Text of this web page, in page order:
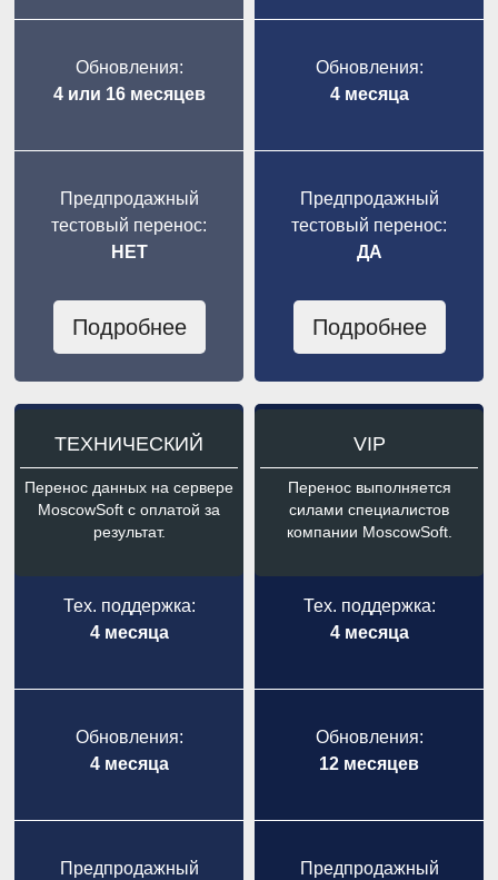
Обновления:
4 или 16 месяцев
Предпродажный
тестовый перенос:
НЕТ
Подробнее
Обновления:
4 месяца
Предпродажный
тестовый перенос:
ДА
Подробнее
ТЕХНИЧЕСКИЙ
Перенос данных на сервере
MoscowSoft с оплатой за
результат.
Тех. поддержка:
4 месяца
Обновления:
4 месяца
Предпродажный
VIP
Перенос выполняется
силами специалистов
компании MoscowSoft.
Тех. поддержка:
4 месяца
Обновления:
12 месяцев
Предпродажный